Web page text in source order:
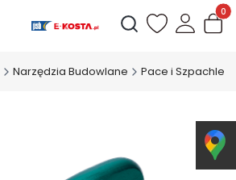
Otwórz wyszukiwarkę
Narzędzia Budowlane Pace i Szpachle